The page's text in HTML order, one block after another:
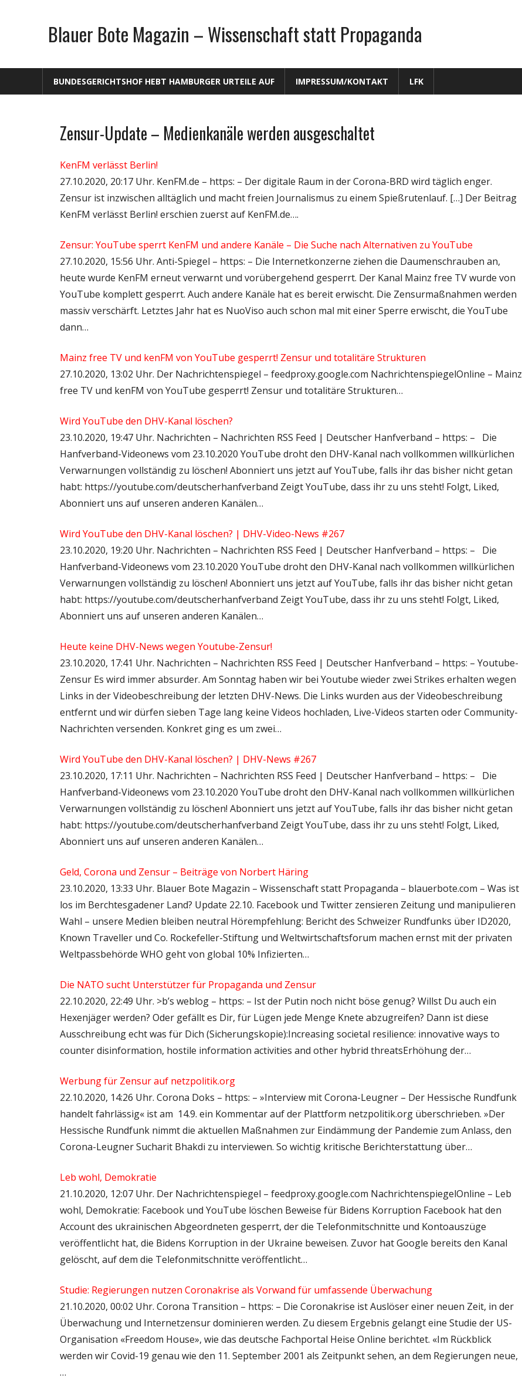
Blauer Bote Magazin – Wissenschaft statt Propaganda
BUNDESGERICHTSHOF HEBT HAMBURGER URTEILE AUF IMPRESSUM/KONTAKT LFK
Gesellschaft
Politik
Wirtschaft
Zensur-Update – Medienkanäle werden ausgeschaltet
KenFM verlässt Berlin!
27.10.2020, 20:17 Uhr. KenFM.de – https: – Der digitale Raum in der Corona-BRD wird täglich enger.
Zensur ist inzwischen alltäglich und macht freien Journalismus zu einem Spießrutenlauf. […] Der Beitrag
KenFM verlässt Berlin! erschien zuerst auf KenFM.de….
Zensur: YouTube sperrt KenFM und andere Kanäle – Die Suche nach Alternativen zu YouTube
27.10.2020, 15:56 Uhr. Anti-Spiegel – https: – Die Internetkonzerne ziehen die Daumenschrauben an,
heute wurde KenFM erneut verwarnt und vorübergehend gesperrt. Der Kanal Mainz free TV wurde von
YouTube komplett gesperrt. Auch andere Kanäle hat es bereit erwischt. Die Zensurmaßnahmen werden
massiv verschärft. Letztes Jahr hat es NuoViso auch schon mal mit einer Sperre erwischt, die YouTube
dann…
Mainz free TV und kenFM von YouTube gesperrt! Zensur und totalitäre Strukturen
27.10.2020, 13:02 Uhr. Der Nachrichtenspiegel – feedproxy.google.com NachrichtenspiegelOnline – Mainz
free TV und kenFM von YouTube gesperrt! Zensur und totalitäre Strukturen…
Wird YouTube den DHV-Kanal löschen?
23.10.2020, 19:47 Uhr. Nachrichten – Nachrichten RSS Feed | Deutscher Hanfverband – https: – Die
Hanfverband-Videonews vom 23.10.2020 YouTube droht den DHV-Kanal nach vollkommen willkürlichen
Verwarnungen vollständig zu löschen! Abonniert uns jetzt auf YouTube, falls ihr das bisher nicht getan
habt: https://youtube.com/deutscherhanfverband Zeigt YouTube, dass ihr zu uns steht! Folgt, Liked,
Abonniert uns auf unseren anderen Kanälen…
Wird YouTube den DHV-Kanal löschen? | DHV-Video-News #267
23.10.2020, 19:20 Uhr. Nachrichten – Nachrichten RSS Feed | Deutscher Hanfverband – https: – Die
Hanfverband-Videonews vom 23.10.2020 YouTube droht den DHV-Kanal nach vollkommen willkürlichen
Verwarnungen vollständig zu löschen! Abonniert uns jetzt auf YouTube, falls ihr das bisher nicht getan
habt: https://youtube.com/deutscherhanfverband Zeigt YouTube, dass ihr zu uns steht! Folgt, Liked,
Abonniert uns auf unseren anderen Kanälen…
Heute keine DHV-News wegen Youtube-Zensur!
23.10.2020, 17:41 Uhr. Nachrichten – Nachrichten RSS Feed | Deutscher Hanfverband – https: – Youtube-
Zensur Es wird immer absurder. Am Sonntag haben wir bei Youtube wieder zwei Strikes erhalten wegen
Links in der Videobeschreibung der letzten DHV-News. Die Links wurden aus der Videobeschreibung
entfernt und wir dürfen sieben Tage lang keine Videos hochladen, Live-Videos starten oder Community-
Nachrichten versenden. Konkret ging es um zwei…
Wird YouTube den DHV-Kanal löschen? | DHV-News #267
23.10.2020, 17:11 Uhr. Nachrichten – Nachrichten RSS Feed | Deutscher Hanfverband – https: – Die
Hanfverband-Videonews vom 23.10.2020 YouTube droht den DHV-Kanal nach vollkommen willkürlichen
Verwarnungen vollständig zu löschen! Abonniert uns jetzt auf YouTube, falls ihr das bisher nicht getan
habt: https://youtube.com/deutscherhanfverband Zeigt YouTube, dass ihr zu uns steht! Folgt, Liked,
Abonniert uns auf unseren anderen Kanälen…
Geld, Corona und Zensur – Beiträge von Norbert Häring
23.10.2020, 13:33 Uhr. Blauer Bote Magazin – Wissenschaft statt Propaganda – blauerbote.com – Was ist
los im Berchtesgadener Land? Update 22.10. Facebook und Twitter zensieren Zeitung und manipulieren
Wahl – unsere Medien bleiben neutral Hörempfehlung: Bericht des Schweizer Rundfunks über ID2020,
Known Traveller und Co. Rockefeller-Stiftung und Weltwirtschaftsforum machen ernst mit der privaten
Weltpassbehörde WHO geht von global 10% Infizierten…
Die NATO sucht Unterstützer für Propaganda und Zensur
22.10.2020, 22:49 Uhr. >b’s weblog – https: – Ist der Putin noch nicht böse genug? Willst Du auch ein
Hexenjäger werden? Oder gefällt es Dir, für Lügen jede Menge Knete abzugreifen? Dann ist diese
Ausschreibung echt was für Dich (Sicherungskopie):Increasing societal resilience: innovative ways to
counter disinformation, hostile information activities and other hybrid threatsErhöhung der…
Werbung für Zensur auf netzpolitik.org
22.10.2020, 14:26 Uhr. Corona Doks – https: – »Interview mit Corona-Leugner – Der Hessische Rundfunk
handelt fahrlässig« ist am 14.9. ein Kommentar auf der Plattform netzpolitik.org überschrieben. »Der
Hessische Rundfunk nimmt die aktuellen Maßnahmen zur Eindämmung der Pandemie zum Anlass, den
Corona-Leugner Sucharit Bhakdi zu interviewen. So wichtig kritische Berichterstattung über…
Leb wohl, Demokratie
21.10.2020, 12:07 Uhr. Der Nachrichtenspiegel – feedproxy.google.com NachrichtenspiegelOnline – Leb
wohl, Demokratie: Facebook und YouTube löschen Beweise für Bidens Korruption Facebook hat den
Account des ukrainischen Abgeordneten gesperrt, der die Telefonmitschnitte und Kontoauszüge
veröffentlicht hat, die Bidens Korruption in der Ukraine beweisen. Zuvor hat Google bereits den Kanal
gelöscht, auf dem die Telefonmitschnitte veröffentlicht…
Studie: Regierungen nutzen Coronakrise als Vorwand für umfassende Überwachung
21.10.2020, 00:02 Uhr. Corona Transition – https: – Die Coronakrise ist Auslöser einer neuen Zeit, in der
Überwachung und Internetzensur dominieren werden. Zu diesem Ergebnis gelangt eine Studie der US-
Organisation «Freedom House», wie das deutsche Fachportal Heise Online berichtet. «Im Rückblick
werden wir Covid-19 genau wie den 11. September 2001 als Zeitpunkt sehen, an dem Regierungen neue,
…